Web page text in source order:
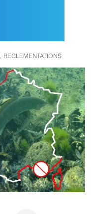
, REGLEMENTATIONS